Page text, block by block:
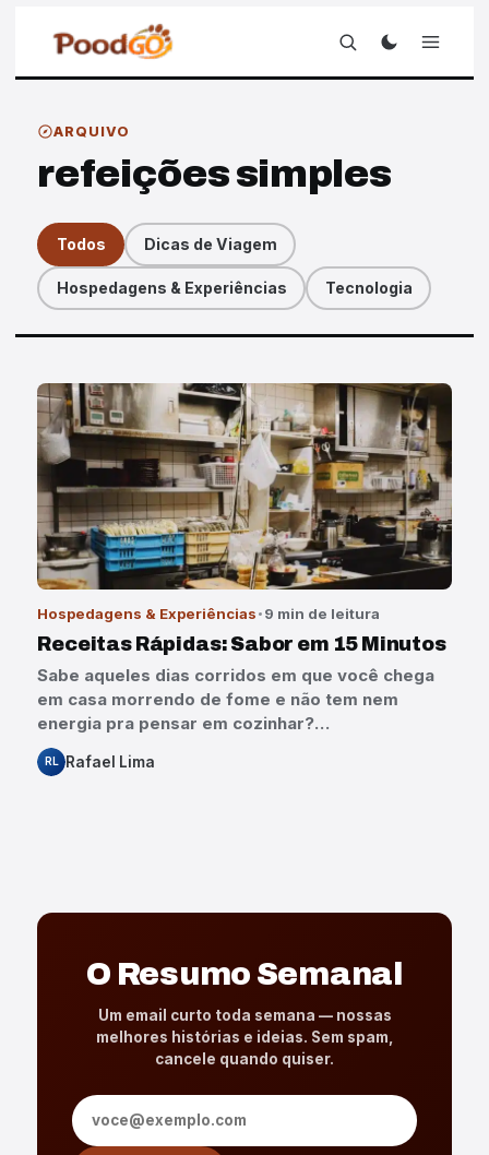
ARQUIVO
refeições simples
Todos Dicas de Viagem
Hospedagens & Experiências Tecnologia
Artigos
Hospedagens & Experiências 9 min de leitura
Receitas Rápidas: Sabor em 15 Minutos
Sabe aqueles dias corridos em que você chega
em casa morrendo de fome e não tem nem
energia pra pensar em cozinhar?…
RL Rafael Lima
O Resumo Semanal
Um email curto toda semana — nossas
melhores histórias e ideias. Sem spam,
cancele quando quiser.
Endereço de e-mail